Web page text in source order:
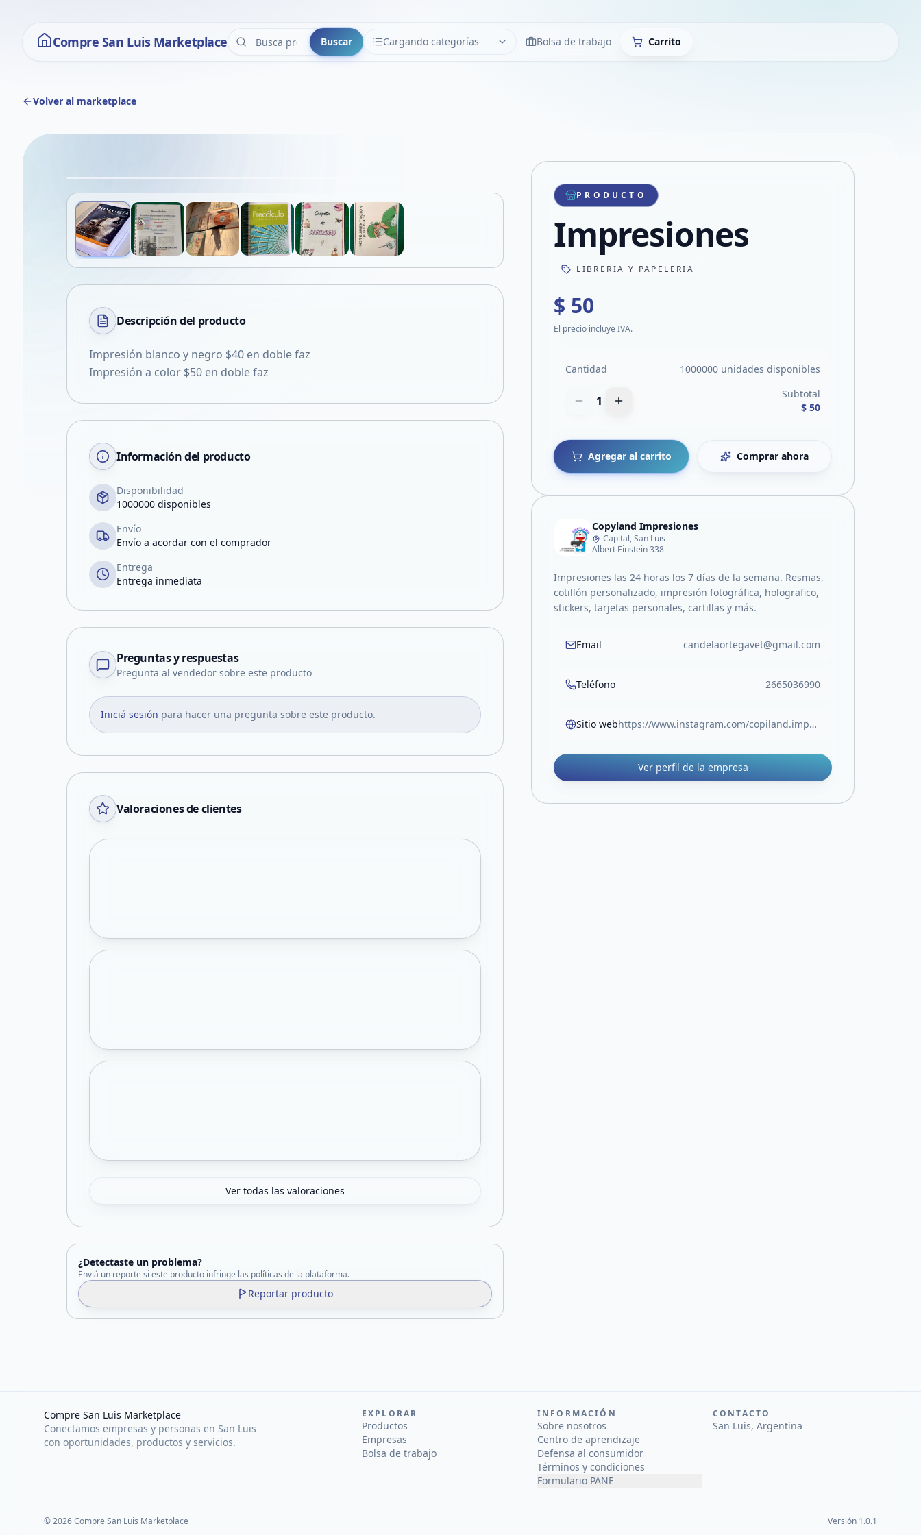
Compre San Luis Marketplace Buscar Cargando categorías
CATEGORÍAS LimpiarBolsa de trabajo Carrito
Volver al marketplace
Compartir producto
Compartir por WhatsApp
Compartir por mail
Compartir en Facebook
Compartir en X
Descripción del producto
Impresión blanco y negro $40 en doble faz
Impresión a color $50 en doble faz
Información del producto
Disponibilidad
1000000 disponibles
Envío
Envío a acordar con el comprador
Entrega
Entrega inmediata
Preguntas y respuestas
Pregunta al vendedor sobre este producto
Iniciá sesión para hacer una pregunta sobre este producto.
Valoraciones de clientes
Ver todas las valoraciones
¿Detectaste un problema?
Enviá un reporte si este producto infringe las políticas de la plataforma.
Reportar producto
PRODUCTO
Impresiones
LIBRERIA Y PAPELERIA
$ 50
El precio incluye IVA.
Cantidad 1000000 unidades disponibles
1
Subtotal
$ 50
Agregar al carrito Comprar ahora
Copyland Impresiones
Capital, San Luis
Albert Einstein 338
Impresiones las 24 horas los 7 días de la semana. Resmas,
cotillón personalizado, impresión fotográfica, holografico,
stickers, tarjetas personales, cartillas y más.
Email candelaortegavet@gmail.com
Teléfono 2665036990
Sitio web https://www.instagram.com/copiland.impresiones?igsh=bGVnNTE2dXZubnRr&utm_source=qr
Ver perfil de la empresa
Compre San Luis Marketplace
Conectamos empresas y personas en San Luis
con oportunidades, productos y servicios.
EXPLORAR
Productos
Empresas
Bolsa de trabajo
INFORMACIÓN
Sobre nosotros
Centro de aprendizaje
Defensa al consumidor
Términos y condiciones
Formulario PANE
CONTACTO
San Luis, Argentina
©2026Compre San Luis Marketplace Versión 1.0.1